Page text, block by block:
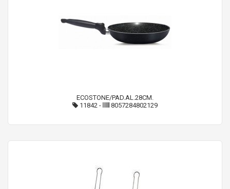
ECOSTONE/PAD.AL.28CM.
11842 - 8057284802129